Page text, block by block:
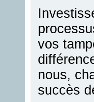
vos
nous,
succès